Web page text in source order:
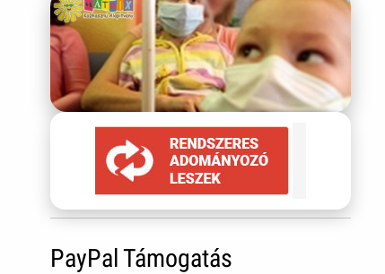
PayPal Támogatás